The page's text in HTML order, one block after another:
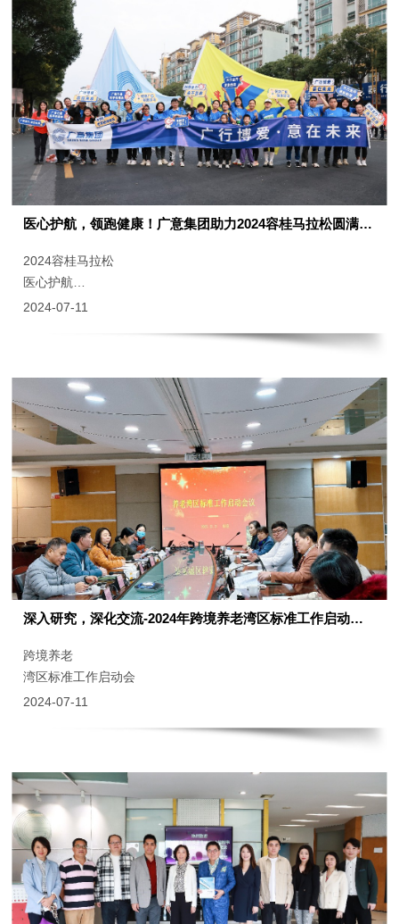
医心护航，领跑健康！广意集团助力2024容桂马拉松圆满完赛
2024容桂马拉松
医心护航
领跑健康
2024-07-11
深入研究，深化交流-2024年跨境养老湾区标准工作启动会圆满完成
跨境养老
湾区标准工作启动会
2024-07-11